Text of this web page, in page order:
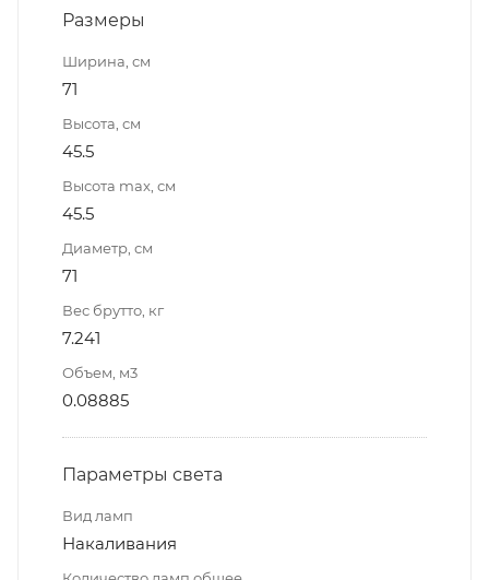
Размеры
Ширина, см
71
Высота, см
45.5
Высота max, см
45.5
Диаметр, см
71
Вес брутто, кг
7.241
Объем, м3
0.08885
Параметры света
Вид ламп
Накаливания